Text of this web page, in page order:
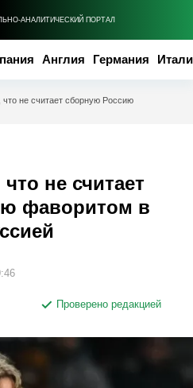
АНАЛИТИЧЕСКИЙ ПОРТАЛ
Англия Германия
что не считает сборную Россию
не считает
фаворитом в
Проверено редакцией